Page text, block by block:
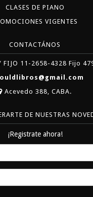
CLASES DE PIANO
VIGENTES
CONTACTÁNOS
FIJO 11-2658-4328 Fijo
Acevedo 388, CABA.
DE NUESTRAS
¡Registrate ahora!